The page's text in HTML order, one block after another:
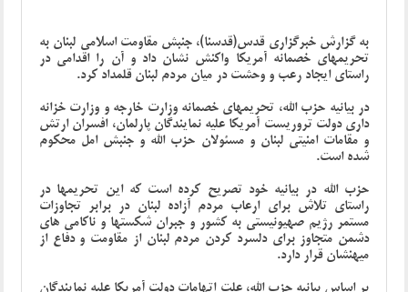
به گزارش خبرگزاری قدس(قدسنا)، جنبش مقاومت اسلامی لبنان به
تحریمهای خصمانه آمریکا واکنش نشان داد و آن را اقدامی در
راستای ایجاد رعب و وحشت در میان مردم لبنان قلمداد کرد.
در بیانیه حزب الله، تحریمهای خصمانه وزارت خارجه و وزارت خزانه
داری دولت تروریست آمریکا علیه نمایندگان پارلمان، افسران ارتش
و مقامات امنیتی لبنان و مسئولان حزب الله و جنبش امل محکوم
شده است.
حزب الله در بیانیه خود تصریح کرده است که این تحریمها در
راستای تلاش برای ارعاب مردم آزاده لبنان در برابر تجاوزات
مستمر رژیم صهیونیستی به کشور و جبران شکستها و ناکامی های
دشمن متجاوز برای دلسرد کردن مردم لبنان از مقاومت و دفاع از
میهنشان قرار دارد.
بر اساس بیانیه حزب الله، علت اتهامات دولت آمریکا علیه نمایندگان